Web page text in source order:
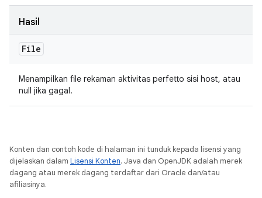
Hasil
File
Menampilkan file rekaman aktivitas perfetto sisi host, atau
null jika gagal.
Konten dan contoh kode di halaman ini tunduk kepada lisensi yang
dijelaskan dalam Lisensi Konten. Java dan OpenJDK adalah merek
dagang atau merek dagang terdaftar dari Oracle dan/atau
afiliasinya.